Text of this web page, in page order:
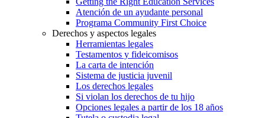
Atención de un ayudante personal
Programa Community First Choice
Derechos y aspectos legales
Herramientas legales
Testamentos y fideicomisos
La carta de intención
Sistema de justicia juvenil
Los derechos legales
Si violan los derechos de tu hijo
Opciones legales a partir de los 18 años